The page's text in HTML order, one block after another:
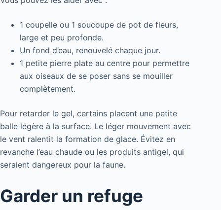
1 coupelle ou 1 soucoupe de pot de fleurs,
large et peu profonde.
Un fond d’eau, renouvelé chaque jour.
1 petite pierre plate au centre pour permettre
aux oiseaux de se poser sans se mouiller
complètement.
Pour retarder le gel, certains placent une petite
balle légère à la surface. Le léger mouvement avec
le vent ralentit la formation de glace. Évitez en
revanche l’eau chaude ou les produits antigel, qui
seraient dangereux pour la faune.
Garder un refuge